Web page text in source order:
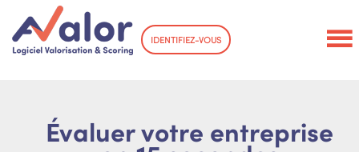
IDENTIFIEZ-VOUS
Évaluer votre entreprise